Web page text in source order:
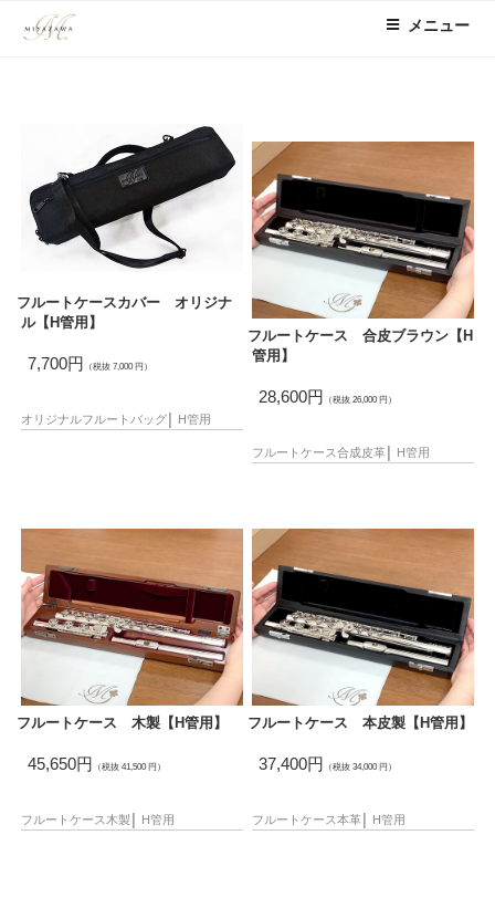
メニュー
フルートケースカバー オリジナ
ル【H管用】
7,700円 （税抜 7,000 円）
オリジナルフルートバッグ H管用
フルートケース 合皮ブラウン【H
管用】
28,600円 （税抜 26,000 円）
フルートケース合成皮革 H管用
フルートケース 木製【H管用】
45,650円 （税抜 41,500 円）
フルートケース 木製 H管用
フルートケース 本皮製【H管用】
37,400円 （税抜 34,000 円）
フルートケース本革 H管用